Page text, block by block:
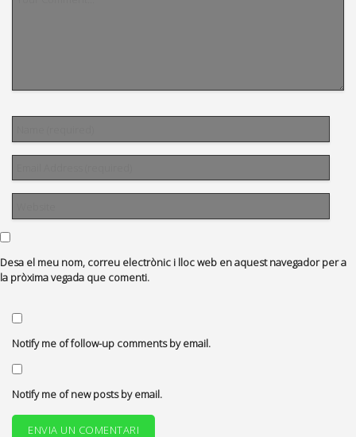
Desa el meu nom, correu electrònic i lloc web en aquest navegador per a
la pròxima vegada que comenti.
Notify me of follow-up comments by email.
Notify me of new posts by email.